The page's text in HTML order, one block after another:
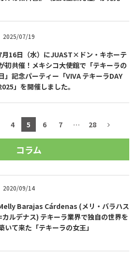
2025/07/19
月16日（水）にJUAST×ドン・キホーテ
初共催！メキシコ大使館で「テキーラの
」記念パーティー「VIVA テキーラDAY
」を開催しました。
4 5 6 7 … 28
コラム
2020/09/14
Barajas Cárdenas (メリ・バラハス
カルデナス) テキーラ業界で独自の世界を
いて来た「テキーラの女王」